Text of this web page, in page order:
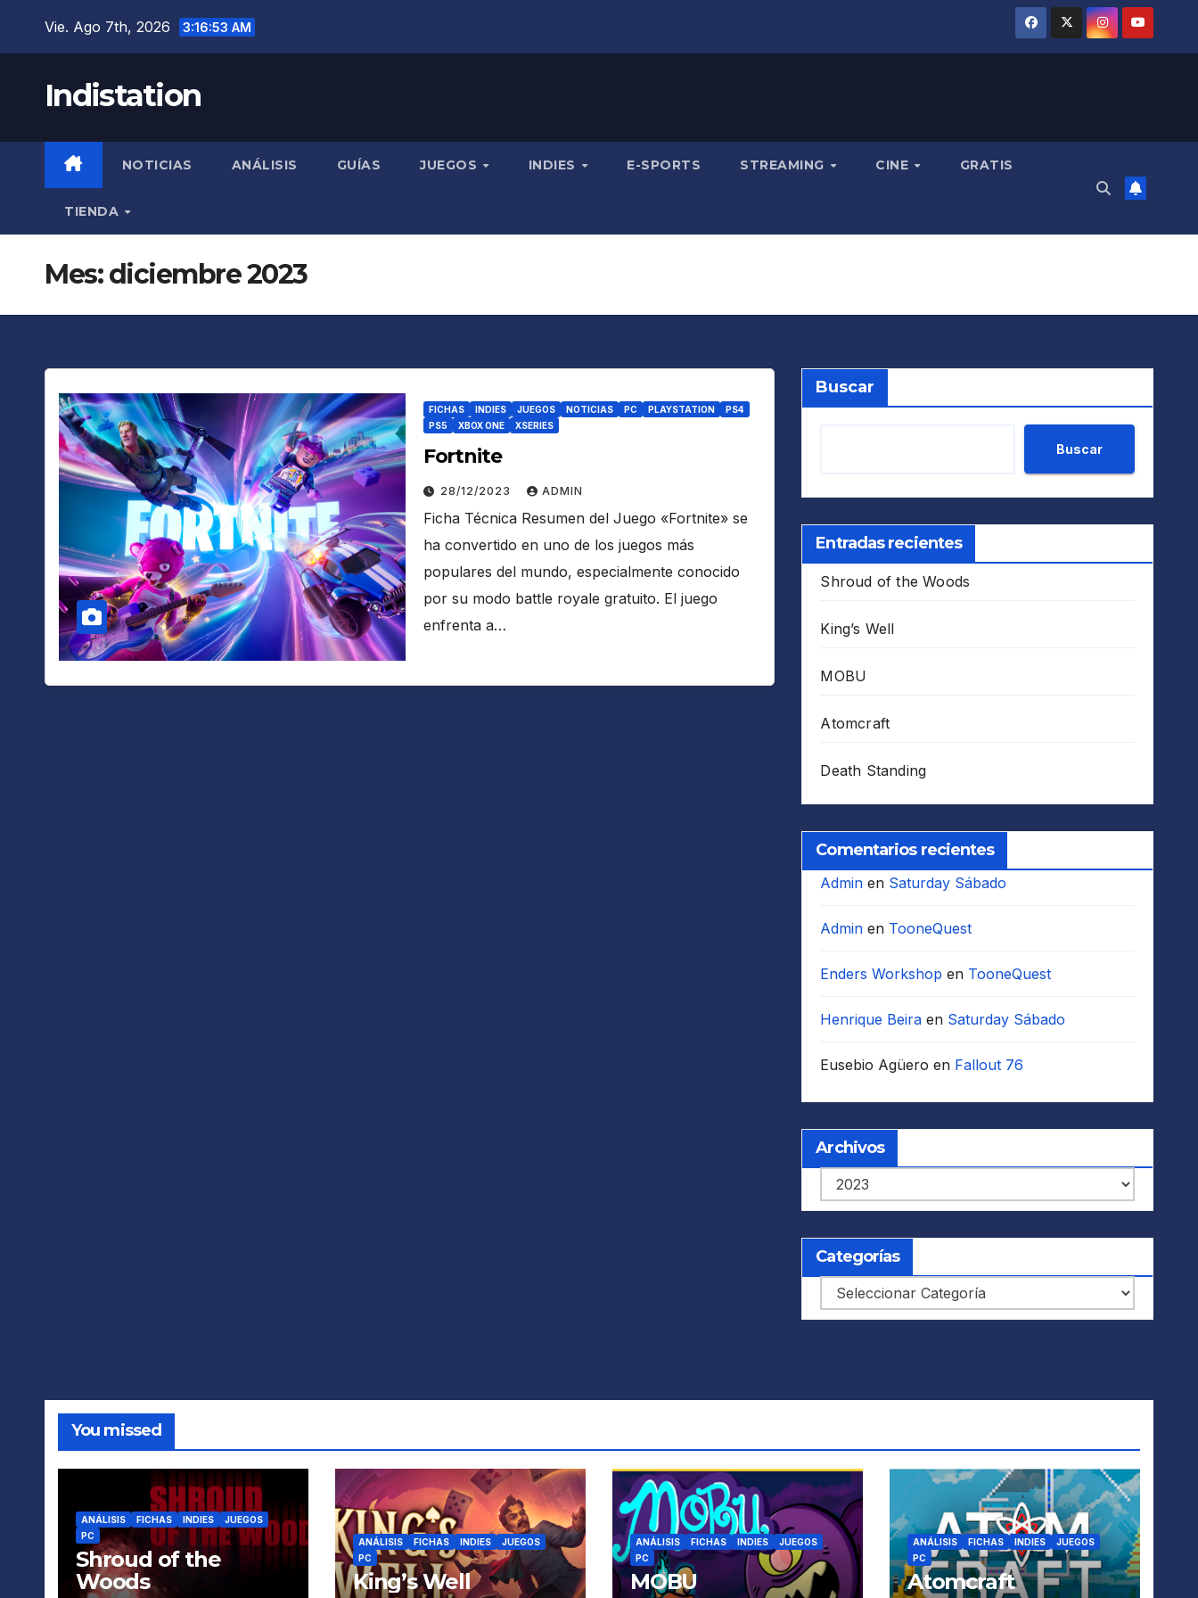
Vie. Ago 7th, 2026 3:16:54 AM
Indistation
NOTICIAS ANÁLISIS GUÍAS JUEGOS INDIES E-SPORTS STREAMING CINE GRATIS
TIENDA
Mes:diciembre 2023
FICHAS INDIES JUEGOS NOTICIAS PC PLAYSTATION
PS4
PS5
XBOX ONE XSERIES
Fortnite
28/12/2023 ADMIN
Ficha Técnica Resumen del Juego «Fortnite» se
ha convertido en uno de los juegos más
populares del mundo, especialmente conocido
por su modo battle royale gratuito. El juego
enfrenta a…
Buscar
Buscar
Entradas recientes
Shroud of the Woods
King’s Well
MOBU
Atomcraft
Death Standing
Comentarios recientes
Admin en Saturday Sábado
Admin en TooneQuest
Enders Workshop en TooneQuest
Henrique Beira en Saturday Sábado
Eusebio Agüero en Fallout 76
Archivos
Archivos
Categorías
Categorías
You missed
ANÁLISIS FICHAS INDIES
JUEGOS
PC
Shroud of the
Woods
ANÁLISIS FICHAS INDIES
JUEGOS
PC
King’s Well
ANÁLISIS FICHAS INDIES
JUEGOS
PC
MOBU
ANÁLISIS FICHAS INDIES
JUEGOS
PC
Atomcraft